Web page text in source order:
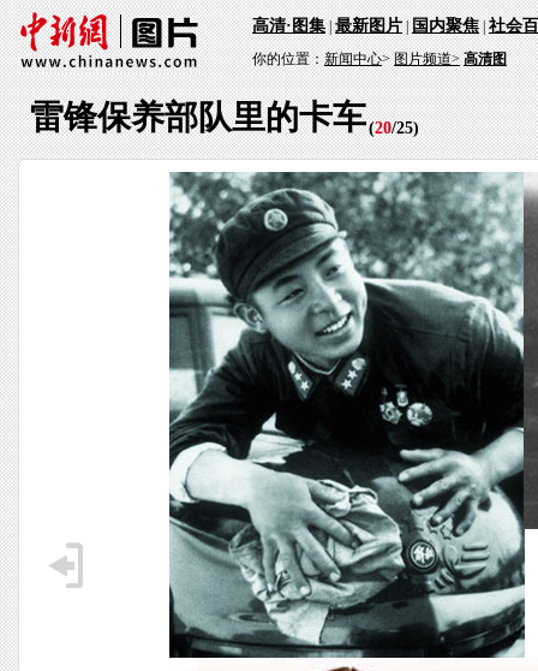
高清·图集|最新图片|国内聚焦|社会
你的位置：新闻中心>图片频道> 高清图
雷锋保养部队里的卡车(20/25)